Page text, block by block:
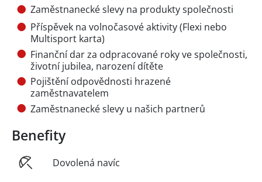
Zaměstnanecké slevy na produkty společnosti
Příspěvek na volnočasové aktivity (Flexi nebo
Multisport karta)
Finanční dar za odpracované roky ve společnosti,
životní jubilea, narození dítěte
Pojištění odpovědnosti hrazené
zaměstnavatelem
Zaměstnanecké slevy u našich partnerů
Benefity
Dovolená navíc